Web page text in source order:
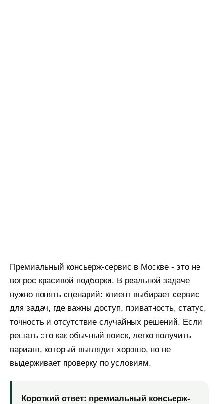
Премиальный консьерж-сервис в Москве - это не
вопрос красивой подборки. В реальной задаче
нужно понять сценарий: клиент выбирает сервис
для задач, где важны доступ, приватность, статус,
точность и отсутствие случайных решений. Если
решать это как обычный поиск, легко получить
вариант, который выглядит хорошо, но не
выдерживает проверку по условиям.
Короткий ответ: премиальный консьерж-